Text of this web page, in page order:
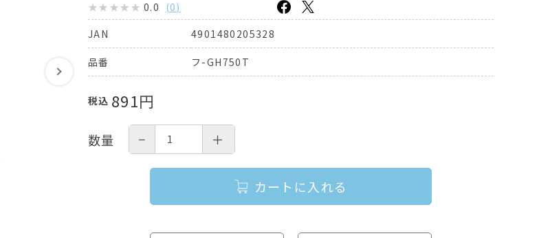
0.0 (0)
JAN
4901480205328
品番 フ-GH750T
税込 891円
数量 − ＋
カートに入れる